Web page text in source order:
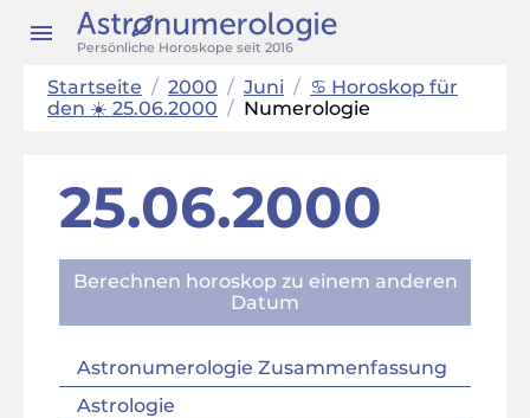
Persönliche Horoskope seit 2016
Startseite / 2000 / Juni / ♋ Horoskop für
den ☀️ 25.06.2000 / Numerologie
25.06.2000
Berechnen horoskop zu einem anderen
Datum
Astronumerologie Zusammenfassung
Astrologie